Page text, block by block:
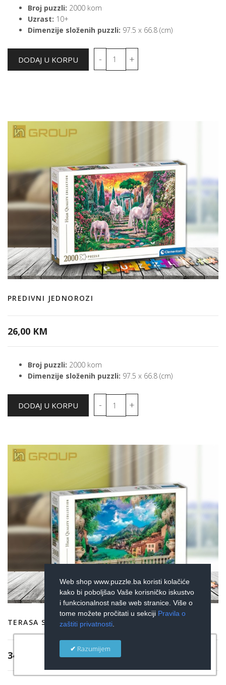
Broj puzzli: 2000 kom
Uzrast: 10+
Dimenzije složenih puzzli: 97.5 x 66.8 (cm)
PREDIVNI JEDNOROZI
26,00 KM
Broj puzzli: 2000 kom
Dimenzije složenih puzzli: 97.5 x 66.8 (cm)
TERASA SA POGLEDOM
34,00 KM
Web shop www.puzzle.ba koristi kolačiće
kako bi poboljšao Vaše korisničko iskustvo
i funkcionalnost naše web stranice. Više o
tome možete pročitati u sekciji Pravila o
zaštiti privatnosti.
Razumijem